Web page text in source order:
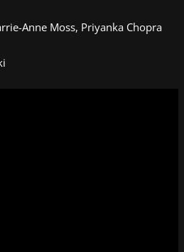
Anne Moss, Priyanka Chopra